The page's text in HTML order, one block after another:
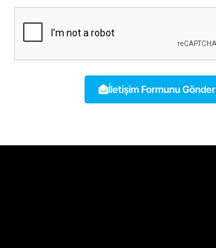
İletişim Formunu Gönder